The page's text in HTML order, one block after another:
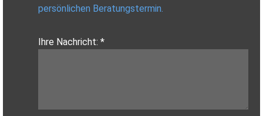
persönlichen Beratungstermin.
Ihre Nachricht: *